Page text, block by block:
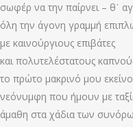
σωφέρ να την παίρνει – θ᾿
όλη την άγονη γραμμή
με καινούργιους επιβάτες
και πολυτελέστατους
το πρώτο μακρινό μου
νεόνυμφη που ήμουν με
άμαθη στα χάδια των